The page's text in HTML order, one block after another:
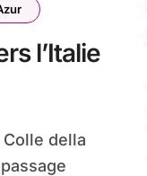
l’Italie